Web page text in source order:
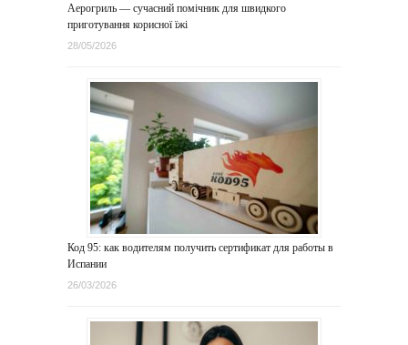
Аерогриль — сучасний помічник для швидкого
приготування корисної їжі
28/05/2026
Код 95: как водителям получить сертификат для работы в
Испании
26/03/2026